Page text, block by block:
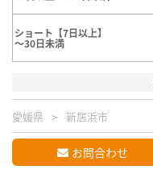
ショート【7日以上】
～30日未満
愛媛県 新居浜市
お問合わせ